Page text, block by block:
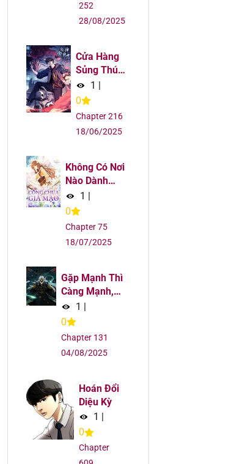
252
28/08/2025
Cửa Hàng
Sủng Thú
Siêu Thần
1 |
0
Chapter 216
18/06/2025
Không Có Nơi
Nào Dành
Cho Công
Chúa Giả
Mạo
1 |
0
Chapter 75
18/07/2025
Gặp Mạnh Thì
Càng Mạnh,
Tu Vi Của Ta
Không Giới
Hạn
1 |
0
Chapter 131
04/08/2025
Hoán Đổi
Diệu Kỳ
1
0
Chapter